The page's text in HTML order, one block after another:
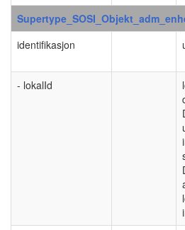
identifikasjon
- lokalId